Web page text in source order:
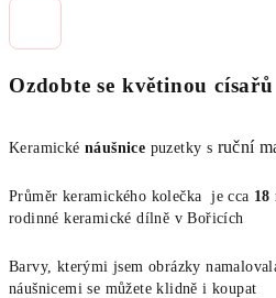
Ozdobte se květinou císařů
Keramické náušnice puzetky s ruční
Průměr keramického kolečka je cca 18
rodinné keramické dílně v Bořicích
Barvy, kterými jsem obrázky
náušnicemi se můžete klidně i koupat